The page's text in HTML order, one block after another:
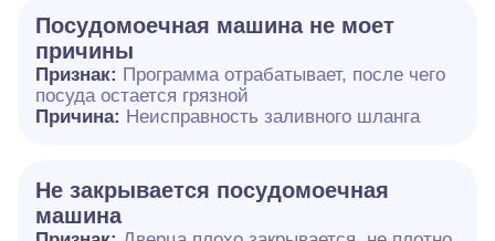
Посудомоечная машина не моет
причины
Признак: Программа отрабатывает, после чего
посуда остается грязной
Причина: Неисправность заливного шланга
Не закрывается посудомоечная
машина